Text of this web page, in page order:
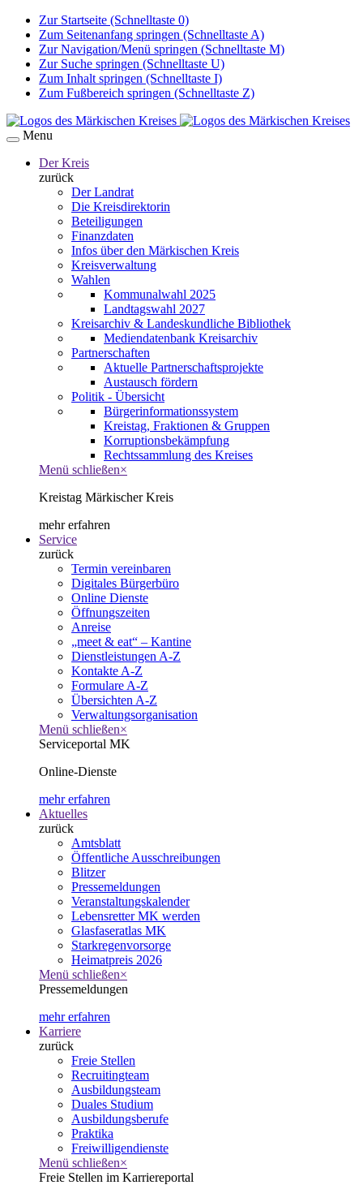
Zur Startseite (Schnelltaste 0)
Zum Seitenanfang springen (Schnelltaste A)
Zur Navigation/Menü springen (Schnelltaste M)
Zur Suche springen (Schnelltaste U)
Zum Inhalt springen (Schnelltaste I)
Zum Fußbereich springen (Schnelltaste Z)
Menu
Der Kreis
zurück
Der Landrat
Die Kreisdirektorin
Beteiligungen
Finanzdaten
Infos über den Märkischen Kreis
Kreisverwaltung
Wahlen
Kommunalwahl 2025
Landtagswahl 2027
Kreisarchiv & Landeskundliche Bibliothek
Mediendatenbank Kreisarchiv
Partnerschaften
Aktuelle Partnerschaftsprojekte
Austausch fördern
Politik - Übersicht
Bürgerinformationssystem
Kreistag, Fraktionen & Gruppen
Korruptionsbekämpfung
Rechtssammlung des Kreises
Menü schließen×
Kreistag Märkischer Kreis
mehr erfahren
Service
zurück
Termin vereinbaren
Digitales Bürgerbüro
Online Dienste
Öffnungszeiten
Anreise
„meet & eat“ – Kantine
Dienstleistungen A-Z
Kontakte A-Z
Formulare A-Z
Übersichten A-Z
Verwaltungsorganisation
Menü schließen×
Serviceportal MK
Online-Dienste
mehr erfahren
Aktuelles
zurück
Amtsblatt
Öffentliche Ausschreibungen
Blitzer
Pressemeldungen
Veranstaltungskalender
Lebensretter MK werden
Glasfaseratlas MK
Starkregenvorsorge
Heimatpreis 2026
Menü schließen×
Pressemeldungen
mehr erfahren
Karriere
zurück
Freie Stellen
Recruitingteam
Ausbildungsteam
Duales Studium
Ausbildungsberufe
Praktika
Freiwilligendienste
Menü schließen×
Freie Stellen im Karriereportal